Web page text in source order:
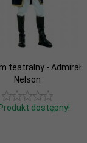
teatralny - Admirał
Nelson
dostępny!